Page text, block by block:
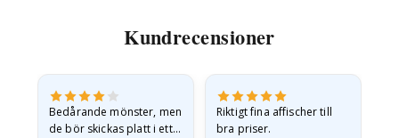
Kundrecensioner
Bedårande mönster, men
de bör skickas platt i ett
Riktigt fina affischer till
bra priser.